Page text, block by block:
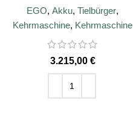
Akku-Motor
EGO, Akku, Tielbürger,
Kehrmaschine, Kehrmaschine
€